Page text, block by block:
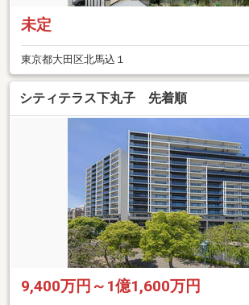
未定
東京都大田区北馬込１
シティテラス下丸子 先着順
9,400万円～1億1,600万円